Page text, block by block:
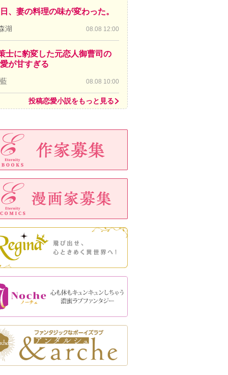
、妻の料理の味が変わった。
湖 08.08 12:00
士に豹変した元恋人御曹司の
が甘すぎる
08.08 10:00
投稿恋愛小説をもっと見る